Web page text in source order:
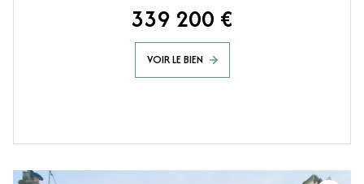
339 200 €
VOIR LE BIEN